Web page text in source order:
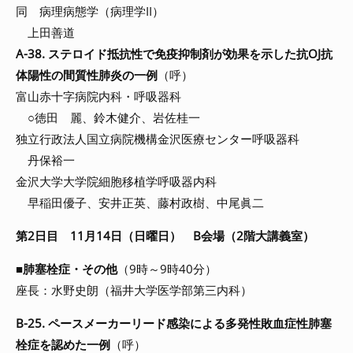
同 病理病態学（病理学II）
上田善道
A-38. ステロイド抵抗性で免疫抑制剤が効果を示した抗OJ抗
体陽性の間質性肺炎の一例 （呼）
富山赤十字病院内科・呼吸器科
○徳田 麗、鈴木健介、岩佐桂一
独立行政法人国立病院機構金沢医療センター呼吸器科
丹保裕一
金沢大学大学院細胞移植学呼吸器内科
早稲田優子、安井正英、藤村政樹、中尾眞二
第2日目 11月14日（日曜日） B会場（2階大講義室）
■肺塞栓症・その他（9時～9時40分）
座長：水野史朗（福井大学医学部第三内科）
B-25. ペースメーカーリード感染による多発性敗血症性肺塞
栓症を認めた一例 （呼）